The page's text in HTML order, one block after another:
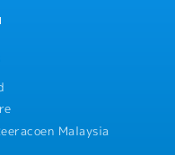
Malaysia